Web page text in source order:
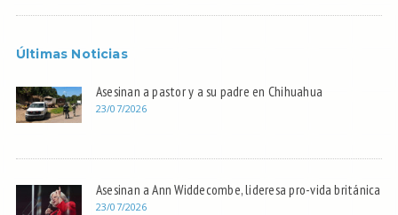
Últimas Noticias
Asesinan a pastor y a su padre en Chihuahua
23/07/2026
Asesinan a Ann Widdecombe, lideresa pro-vida británica
23/07/2026